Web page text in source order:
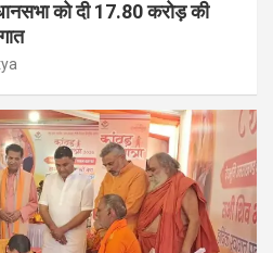
को दी 17.80 करोड़ की